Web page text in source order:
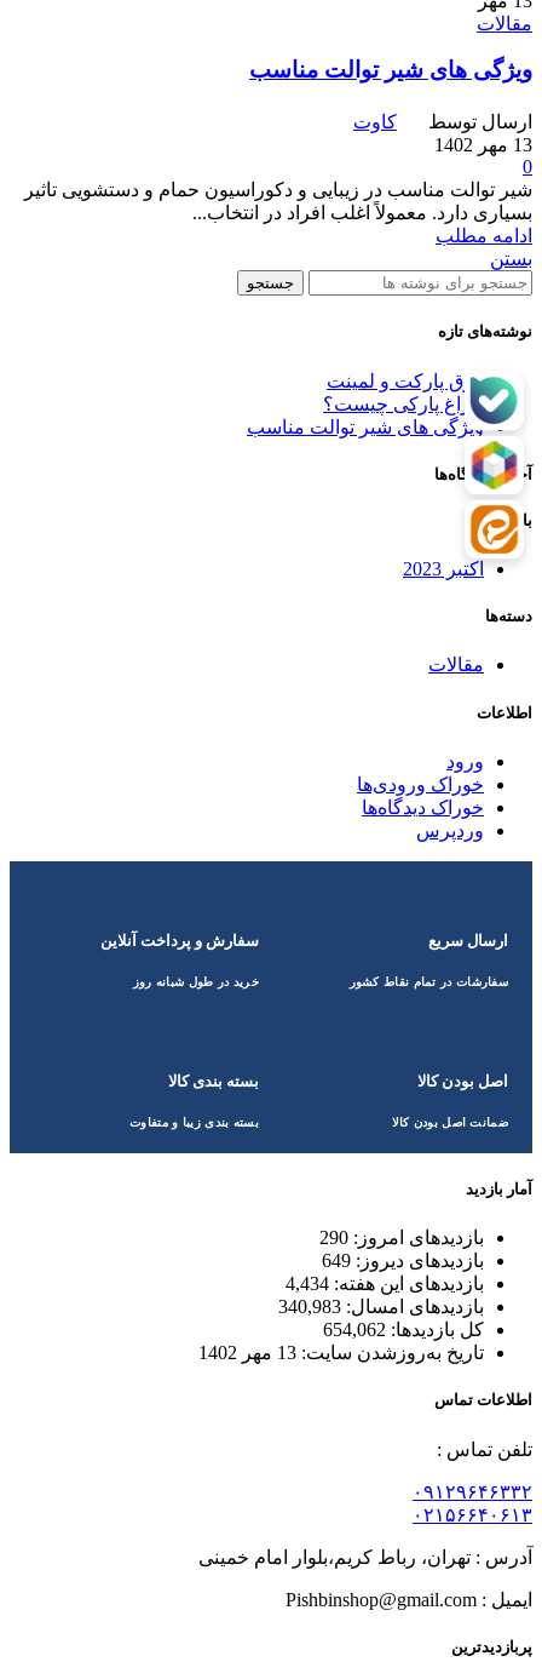
مقالات
ویژگی های شیر توالت مناسب
ارسال توسط
کاوت
13 مهر 1402
0
شیر توالت مناسب در زیبایی و دکوراسیون حمام و دستشویی تاثیر
بسیاری دارد. معمولاً اغلب افراد در انتخاب...
ادامه مطلب
بستن
جستجو
نوشته‌های تازه
فرق پارکت و لمینت
چراغ پارکی چیست؟
ویژگی های شیر توالت مناسب
آخرین دیدگاه‌ها
بایگانی‌ها
اکتبر 2023
دسته‌ها
مقالات
اطلاعات
ورود
خوراک ورودی‌ها
خوراک دیدگاه‌ها
وردپرس
ارسال سریع
سفارشات در تمام نقاط کشور
سفارش و پرداخت آنلاین
خرید در طول شبانه روز
اصل بودن کالا
ضمانت اصل بودن کالا
بسته بندی کالا
بسته بندی زیبا و متفاوت
آمار بازدید
بازدیدهای امروز: 290
بازدیدهای دیروز: 649
بازدیدهای این هفته: 4,434
بازدیدهای امسال: 340,983
کل بازدیدها: 654,062
تاریخ به‌روزشدن سایت: 13 مهر 1402
اطلاعات تماس
تلفن تماس :
۰۹۱۲۹۶۴۶۳۳۲
۰۲۱۵۶۶۴۰۶۱۳
آدرس : تهران، رباط کریم،بلوار امام خمینی
ایمیل : Pishbinshop@gmail.com
پربازدیدترین